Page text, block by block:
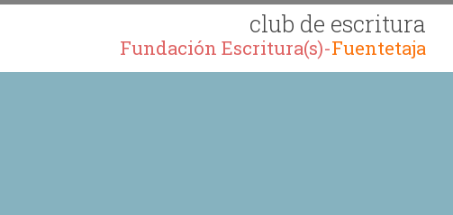
club de escritura
Fundación Escritura(s)-Fuentetaja